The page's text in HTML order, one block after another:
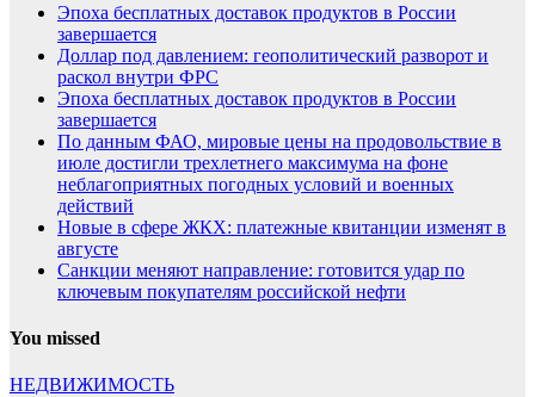
Эпоха бесплатных доставок продуктов в России
завершается
Доллар под давлением: геополитический разворот и
раскол внутри ФРС
Эпоха бесплатных доставок продуктов в России
завершается
По данным ФАО, мировые цены на продовольствие в
июле достигли трехлетнего максимума на фоне
неблагоприятных погодных условий и военных
действий
Новые в сфере ЖКХ: платежные квитанции изменят в
августе
Санкции меняют направление: готовится удар по
ключевым покупателям российской нефти
You missed
НЕДВИЖИМОСТЬ